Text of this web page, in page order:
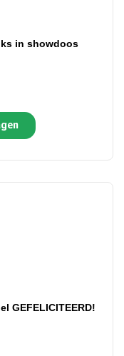
in showdoos
GEFELICITEERD!